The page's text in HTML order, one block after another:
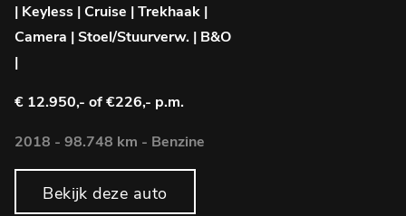
| Keyless | Cruise | Trekhaak |
Camera | Stoel/Stuurverw. | B&O
|
€ 12.950,- of €226,- p.m.
2018 - 98.748 km - Benzine
Bekijk deze auto